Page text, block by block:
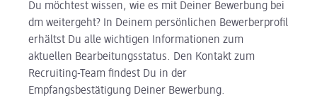
Du möchtest wissen, wie es mit Deiner Bewerbung bei
dm weitergeht? In Deinem persönlichen Bewerberprofil
erhältst Du alle wichtigen Informationen zum
aktuellen Bearbeitungsstatus. Den Kontakt zum
Recruiting-Team findest Du in der
Empfangsbestätigung Deiner Bewerbung.